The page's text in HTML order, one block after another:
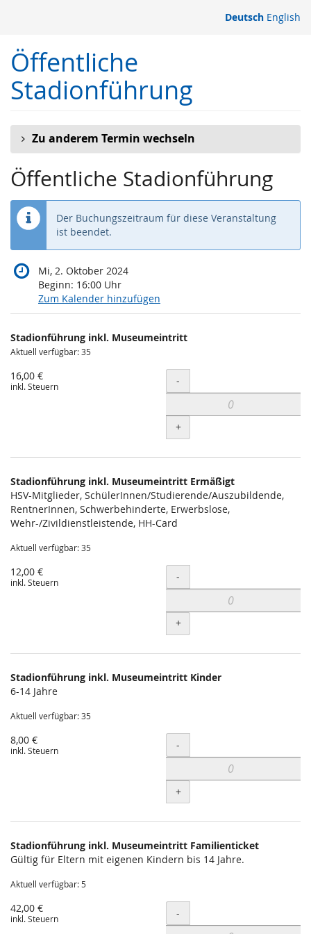
springen
Deutsch English
Öffentliche
Stadionführung
Zu anderem Termin wechseln
Öffentliche Stadionführung
Der Buchungszeitraum für diese Veranstaltung
ist beendet.
Mi, 2. Oktober 2024
Beginn: 16:00 Uhr
Zum Kalender hinzufügen
Produkte
Unkategorisierte
Produkte
Stadionführung inkl. Museumeintritt
Aktuell verfügbar: 35
16,00 €
inkl. Steuern Menge
-
+
Stadionführung inkl. Museumeintritt Ermäßigt
HSV-Mitglieder, SchülerInnen/Studierende/Auszubildende,
RentnerInnen, Schwerbehinderte, Erwerbslose,
Wehr-/Zivildienstleistende, HH-Card
Aktuell verfügbar: 35
12,00 €
inkl. Steuern Menge
-
+
Stadionführung inkl. Museumeintritt Kinder
6-14 Jahre
Aktuell verfügbar: 35
8,00 €
inkl. Steuern Menge
-
+
Stadionführung inkl. Museumeintritt Familienticket
Gültig für Eltern mit eigenen Kindern bis 14 Jahre.
Aktuell verfügbar: 5
42,00 €
inkl. Steuern Menge
-